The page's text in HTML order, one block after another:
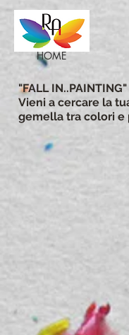
HOME
"FALL IN..PAINTING"
Vieni a cercare la
gemella tra colori e